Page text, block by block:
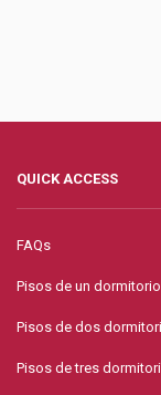
QUICK ACCESS
FAQs
Pisos de un dormitorio
Pisos de dos
Pisos de tres